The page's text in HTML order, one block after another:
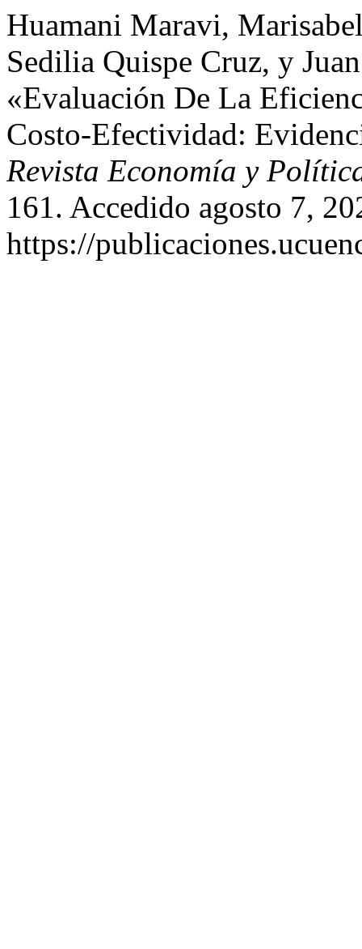
Huamani Maravi,
Sedilia Quispe Cruz, y
«Evaluación De La
Costo-Efectividad:
Revista Economía y
161. Accedido agosto 7,
https://